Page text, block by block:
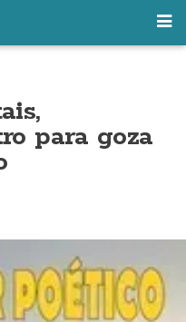
para goza